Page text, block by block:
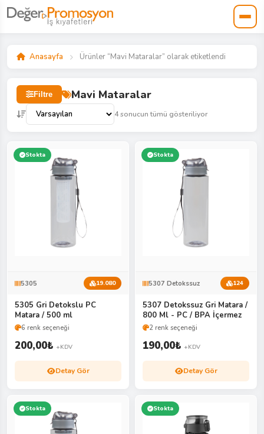
Anasayfa Ürünler “Mavi Mataralar” olarak etiketlendi
Filtre Mavi Mataralar
4 sonucun tümü gösteriliyor
Stokta
5305 19.080
5305 Gri Detokslu PC
Matara / 500 ml
6 renk seçeneği
200,00₺ +KDV
Detay Gör
Stokta
5307 Detokssuz 124
5307 Detokssuz Gri Matara /
800 Ml - PC / BPA İçermez
2 renk seçeneği
190,00₺ +KDV
Detay Gör
Stokta Stokta